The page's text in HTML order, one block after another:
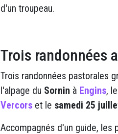
d'un troupeau.
Trois randonnées
Trois randonnées pastorales
l'alpage du Sornin à Engins, le
Vercors et le samedi 25
Accompagnés d'un guide,